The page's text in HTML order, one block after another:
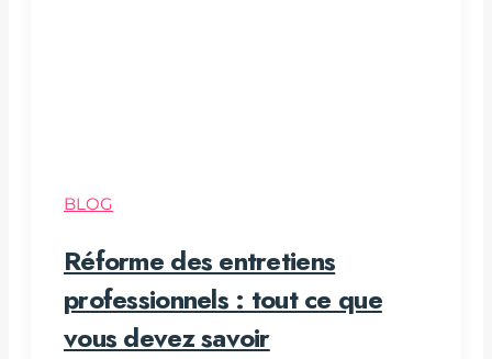
BLOG
Réforme des entretiens
professionnels : tout ce que
vous devez savoir